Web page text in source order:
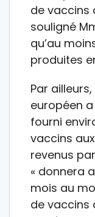
de vaccins
souligné
qu’au
produites
Par
européen a
fourni
vaccins
revenus
« donnera
mois au
de vaccins